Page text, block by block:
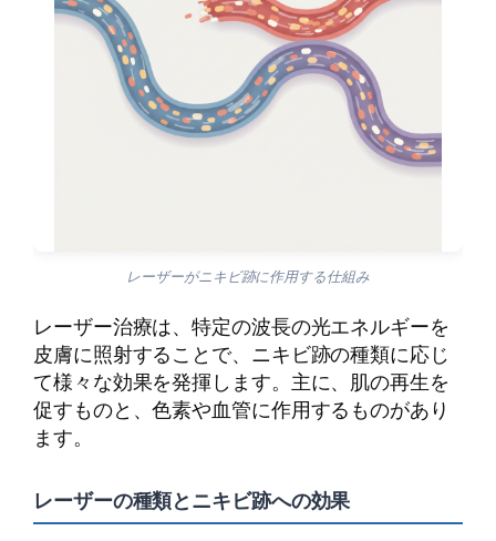
レーザーがニキビ跡に作用する仕組み
レーザー治療は、特定の波長の光エネルギーを
皮膚に照射することで、ニキビ跡の種類に応じ
て様々な効果を発揮します。主に、肌の再生を
促すものと、色素や血管に作用するものがあり
ます。
レーザーの種類とニキビ跡への効果